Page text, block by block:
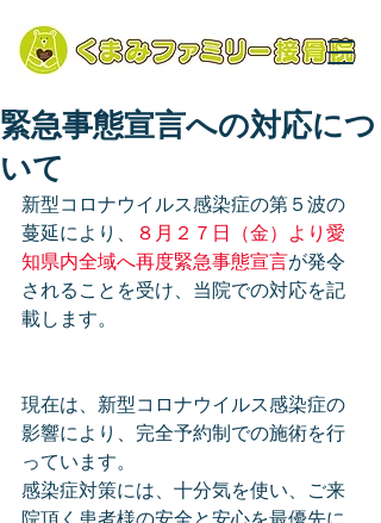
緊急事態宣言への対応につ
いて
新型コロナウイルス感染症の第５波の
蔓延により、
８月２７日（金）より愛
知県内全域へ再度緊急事態宣言が発令
されることを受け、当院での対応を記
載します。
現在は、新型コロナウイルス感染症の
影響により、完全予約制での施術を行
っています。
感染症対策には、十分気を使い、ご来